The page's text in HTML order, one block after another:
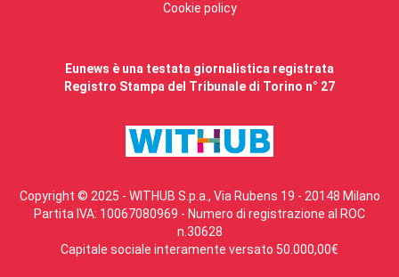
Cookie policy
Eunews è una testata giornalistica registrata
Registro Stampa del Tribunale di Torino n° 27
Copyright © 2025 - WITHUB S.p.a., Via Rubens 19 - 20148 Milano
Partita IVA: 10067080969 - Numero di registrazione al ROC
n.30628
Capitale sociale interamente versato 50.000,00€